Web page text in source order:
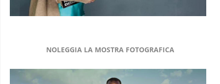
NOLEGGIA LA MOSTRA FOTOGRAFICA